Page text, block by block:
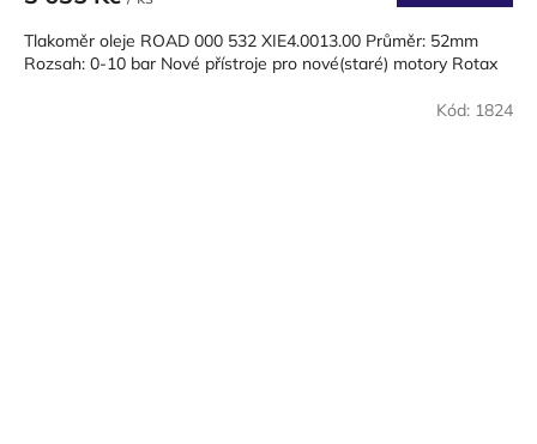
Tlakoměr oleje ROAD 000 532 XIE4.0013.00 Průměr: 52mm
Rozsah: 0-10 bar Nové přístroje pro nové(staré) motory Rotax
Kód: 1824